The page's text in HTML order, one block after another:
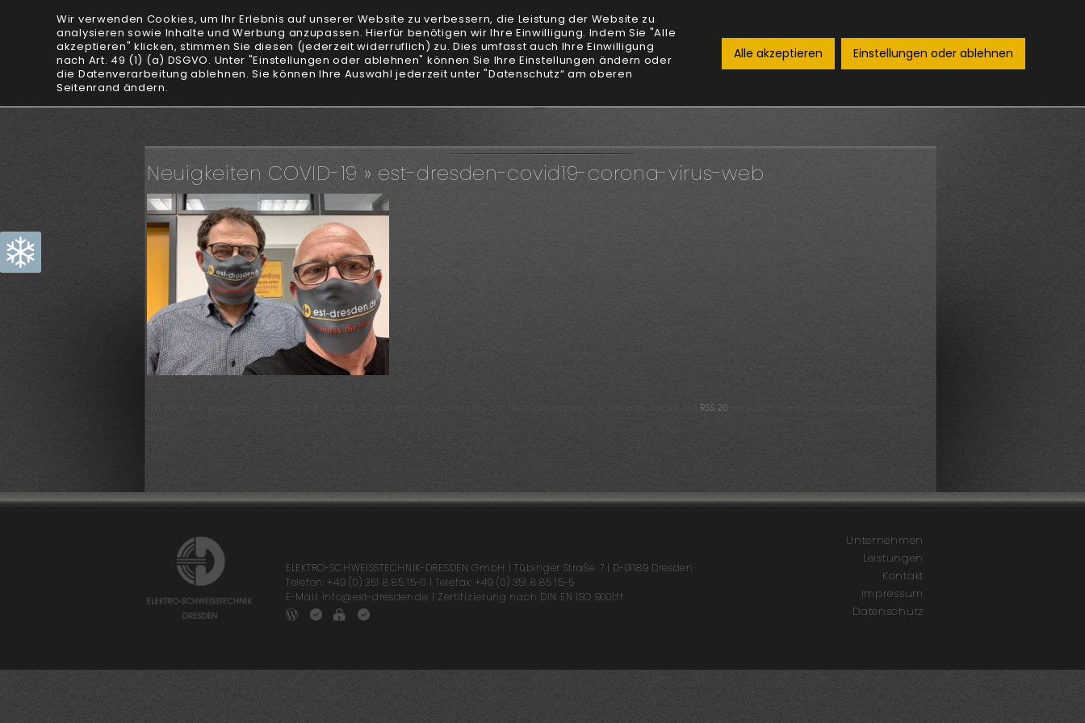
Unternehmen Leistungen Kontakt
Neuigkeiten COVID-19 » est-dresden-covid19-corona-virus-web
This entry was posted on Donnerstag, Mai 7th, 2020 at 09:33 and is filed under . You can follow any responses to this entry through theRSS 2.0
ELEKTRO-SCHWEISSTECHNIK-DRESDEN GmbH | Tübinger Straße 7 | D-01189 Dresden
Telefon: +49 (0) 351 8 85 15-0 | Telefax: +49 (0) 351 8 85 15-5
E-Mail: info@est-dresden.de | Zertifizierung nach DIN EN ISO 9001:ff
Unternehmen
Leistungen
Kontakt
Impressum
Datenschutz
Wir verwenden Cookies, um Ihr Erlebnis auf unserer Website zu verbessern, die Leistung der Website zu
analysieren sowie Inhalte und Werbung anzupassen. Hierfür benötigen wir Ihre Einwilligung. Indem Sie "Alle
akzeptieren" klicken, stimmen Sie diesen (jederzeit widerruflich) zu. Dies umfasst auch Ihre Einwilligung
nach Art. 49 (1) (a) DSGVO. Unter "Einstellungen oder ablehnen" können Sie Ihre Einstellungen ändern oder
die Datenverarbeitung ablehnen. Sie können Ihre Auswahl jederzeit unter "Datenschutz“ am oberen
Seitenrand ändern.
Alle akzeptieren Einstellungen oder ablehnen